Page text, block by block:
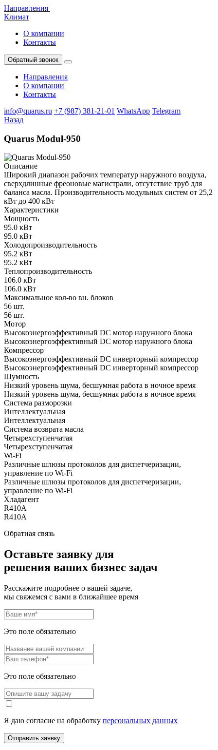
Направления
Климат
О компании
Контакты
Обратный звонок
Направления
О компании
Контакты
info@quarus.ru +7 (987) 381-21-01 WhatsApp Telegram
Назад
Quarus Modul-950
Описание
Широкий диапазон рабочих температур наружного воздуха,
cверхдлинные фреоновые магистрали, отсутствие труб для
баланса масла. Производительность модульных систем от 25,2
кВт до 400 кВт
Характеристики
Мощность
95.0 кВт
95.0 кВт
Холодопроизводительность
95.2 кВт
95.2 кВт
Теплопроизводительность
106.0 кВт
106.0 кВт
Максимальное кол-во вн. блоков
56 шт.
56 шт.
Мотор
Высокоэнергоэффективный DC мотор наружного блока
Высокоэнергоэффективный DC мотор наружного блока
Компрессор
Высокоэнергоэффективный DC инверторный компрессор
Высокоэнергоэффективный DC инверторный компрессор
Шумность
Низкий уровень шума, бесшумная работа в ночное время
Низкий уровень шума, бесшумная работа в ночное время
Система разморозки
Интеллектуальная
Интеллектуальная
Система возврата масла
Четырехступенчатая
Четырехступенчатая
Wi-Fi
Различные шлюзы протоколов для диспетчеризации,
управление по Wi-Fi
Различные шлюзы протоколов для диспетчеризации,
управление по Wi-Fi
Хладагент
R410A
R410A
Обратная связь
Оставьте заявку для
решения ваших бизнес задач
Расскажите подробнее о вашей задаче,
мы свяжемся с вами в ближайшее время
Это поле обязательно
Это поле обязательно
Я даю согласие на обработку персональных данных
Отправить заявку